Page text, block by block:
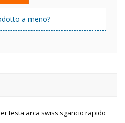
a meno?
testa arca swiss sgancio rapido